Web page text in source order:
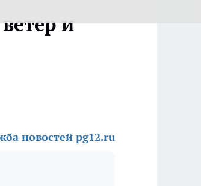
и
новостей pg12.ru